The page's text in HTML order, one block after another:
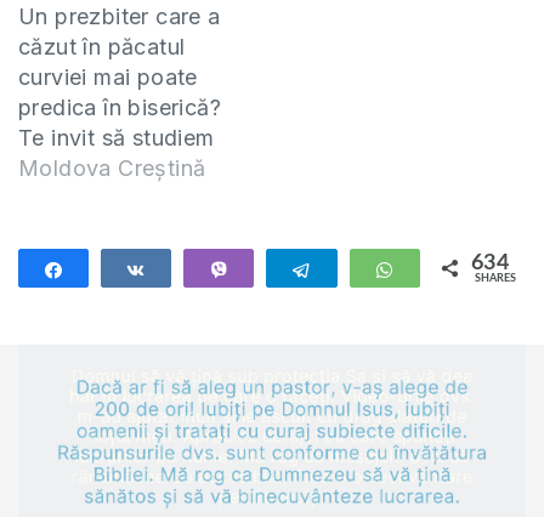
Un prezbiter care a
căzut în păcatul
curviei mai poate
predica în biserică?
Te invit să studiem
împreună epistola 2
online (ZOOM) în
fiecare zi de
după care studiem
poate fi procurat la
adresa:
https://shop.eurasiaprecept.org/produs/2-
corinteni-precept-
Moldova Creștină
Telegram WhatsApp
634
SHARES